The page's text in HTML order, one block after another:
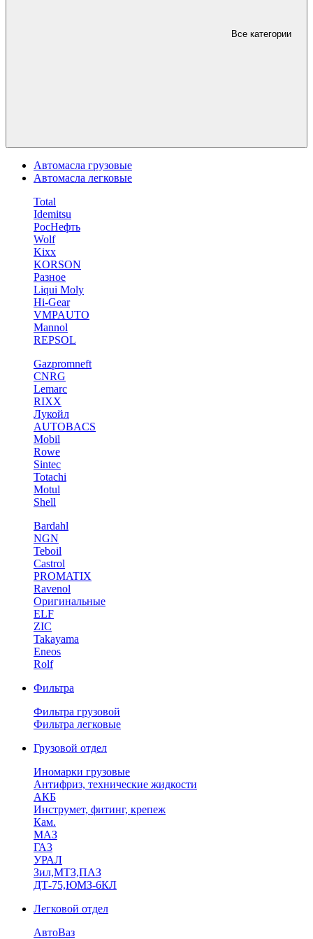
Все категории
Автомасла грузовые
Автомасла легковые
Total
Idemitsu
РосНефть
Wolf
Kixx
KORSON
Разное
Liqui Moly
Hi-Gear
VMPAUTO
Mannol
REPSOL
Gazpromneft
CNRG
Lemarc
RIXX
Лукойл
AUTOBACS
Mobil
Rowe
Sintec
Totachi
Motul
Shell
Bardahl
NGN
Teboil
Castrol
PROMATIX
Ravenol
Оригинальные
ELF
ZIC
Takayama
Eneos
Rolf
Фильтра
Фильтра грузовой
Фильтра легковые
Грузовой отдел
Иномарки грузовые
Антифриз, технические жидкости
АКБ
Инструмет, фитинг, крепеж
Кам.
МАЗ
ГА3
УРАЛ
Зил,МТЗ,ПАЗ
ДТ-75,ЮМЗ-6КЛ
Легковой отдел
АвтоВаз